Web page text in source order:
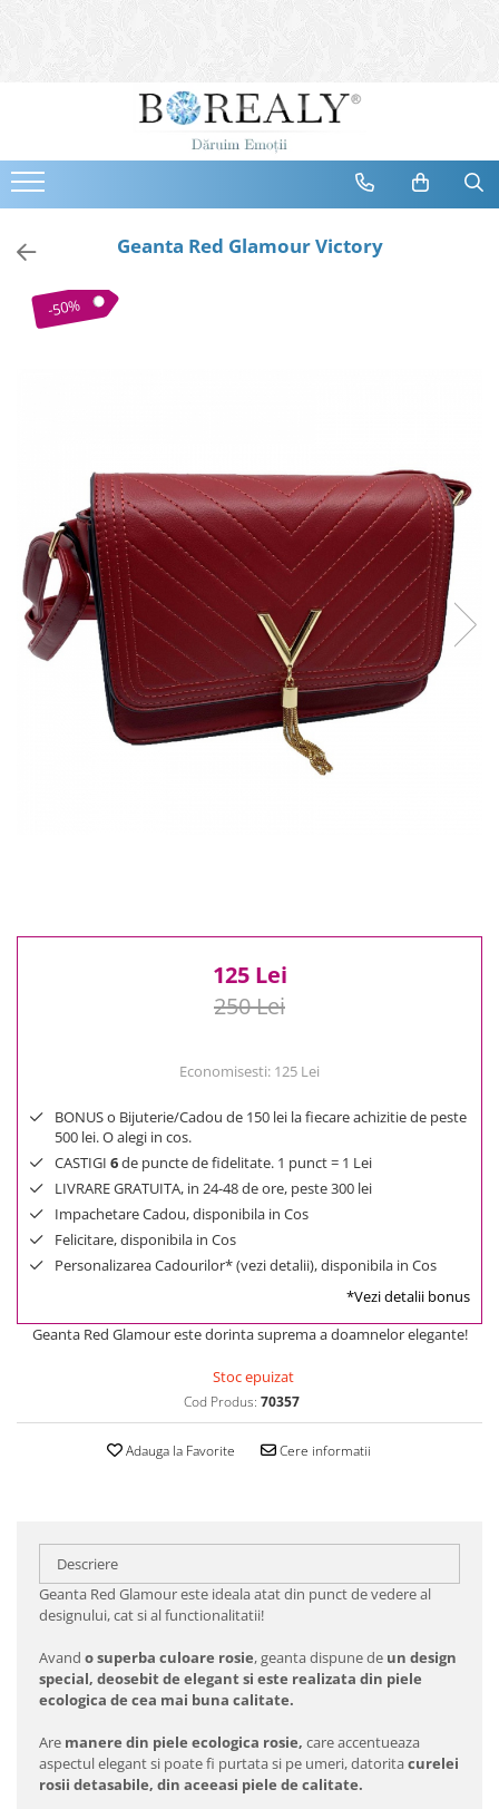
Bijuterii
Cercei
Bratari
Coliere
Brose
Tiare
Reduceri
Cele mai noi
Cele mai vandute
Cele mai votate
Cu video
Pret
0 Lei - 100 Lei
100 Lei - 200 Lei
200 Lei - 300 Lei
Geanta Red Glamour Victory
-50%
125 Lei
250 Lei
Economisesti: 125 Lei
BONUS o Bijuterie/Cadou de 150 lei la fiecare achizitie de peste
500 lei. O alegi in cos.
CASTIGI 6de puncte de fidelitate. 1 punct = 1 Lei
LIVRARE GRATUITA, in 24-48 de ore, peste 300 lei
Impachetare Cadou, disponibila in Cos
Felicitare, disponibila in Cos
Personalizarea Cadourilor* (vezi detalii), disponibila in Cos
*Vezi detalii bonus
Geanta Red Glamour este dorinta suprema a doamnelor elegante!
Stoc epuizat
Cod Produs: 70357
Adauga la Favorite Cere informatii
Descriere
Geanta Red Glamour este ideala atat din punct de vedere al
designului, cat si al functionalitatii!
Avand o superba culoare rosie, geanta dispune de un design
special, deosebit de elegant si este realizata din piele
ecologica de cea mai buna calitate.
Are manere din piele ecologica rosie, care accentueaza
aspectul elegant si poate fi purtata si pe umeri, datoritacurelei
rosii detasabile, din aceeasi piele de calitate.